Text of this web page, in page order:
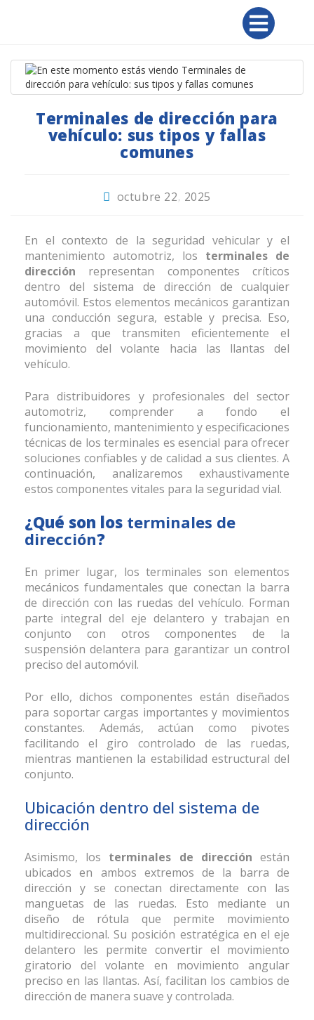
Terminales de dirección para
vehículo: sus tipos y fallas
comunes
octubre 22, 2025
En el contexto de la seguridad vehicular y el
mantenimiento automotriz, los terminales de
dirección representan componentes críticos
dentro del sistema de dirección de cualquier
automóvil. Estos elementos mecánicos garantizan
una conducción segura, estable y precisa. Eso,
gracias a que transmiten eficientemente el
movimiento del volante hacia las llantas del
vehículo.
Para distribuidores y profesionales del sector
automotriz, comprender a fondo el
funcionamiento, mantenimiento y especificaciones
técnicas de los terminales es esencial para ofrecer
soluciones confiables y de calidad a sus clientes. A
continuación, analizaremos exhaustivamente
estos componentes vitales para la seguridad vial.
¿Qué son los terminales de
dirección?
En primer lugar, los terminales son elementos
mecánicos fundamentales que conectan la barra
de dirección con las ruedas del vehículo. Forman
parte integral del eje delantero y trabajan en
conjunto con otros componentes de la
suspensión delantera para garantizar un control
preciso del automóvil.
Por ello, dichos componentes están diseñados
para soportar cargas importantes y movimientos
constantes. Además, actúan como pivotes
facilitando el giro controlado de las ruedas,
mientras mantienen la estabilidad estructural del
conjunto.
Ubicación dentro del sistema de
dirección
Asimismo, los terminales de dirección están
ubicados en ambos extremos de la barra de
dirección y se conectan directamente con las
manguetas de las ruedas. Esto mediante un
diseño de rótula que permite movimiento
multidireccional. Su posición estratégica en el eje
delantero les permite convertir el movimiento
giratorio del volante en movimiento angular
preciso en las llantas. Así, facilitan los cambios de
dirección de manera suave y controlada.